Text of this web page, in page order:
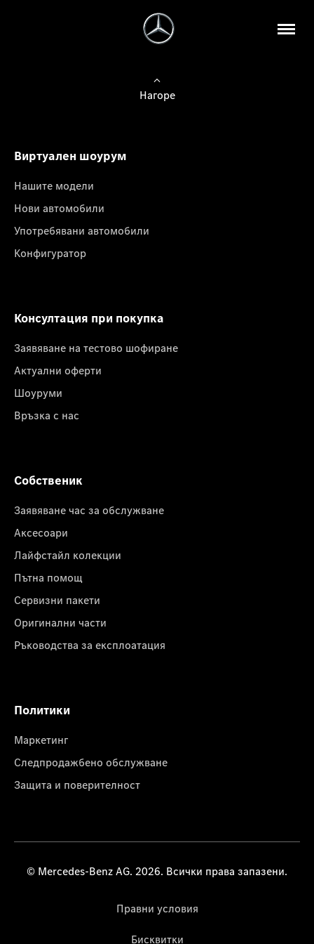
Нагоре
Виртуален шоурум
Нашите модели
Нови автомобили
Употребявани автомобили
Конфигуратор
Консултация при покупка
Заявяване на тестово шофиране
Актуални оферти
Шоуруми
Връзка с нас
Собственик
Заявяване час за обслужване
Аксесоари
Лайфстайл колекции
Пътна помощ
Сервизни пакети
Оригинални части
Ръководства за експлоатация
Политики
Маркетинг
Следпродажбено обслужване
Защита и поверителност
© Mercedes-Benz AG. 2026. Всички права запазени.
Правни условия
Бисквитки